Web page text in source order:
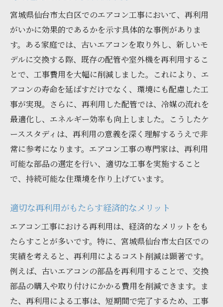
宮城県仙台市太白区でのエアコン工事において、再利用
がいかに効果的であるかを示す具体的な事例がありま
す。ある家庭では、古いエアコンを取り外し、新しいモ
デルに交換する際、既存の配管や室外機を再利用するこ
とで、工事費用を大幅に削減しました。これにより、エ
アコンの寿命を延ばすだけでなく、環境にも配慮した工
事が実現。さらに、再利用した配管では、冷媒の流れを
最適化し、エネルギー効率も向上しました。こうしたケ
ーススタディは、再利用の意義を深く理解するうえで非
常に参考になります。エアコン工事の専門家は、再利用
可能な部品の選定を行い、適切な工事を実施すること
で、持続可能な住環境を作り上げています。
適切な再利用がもたらす経済的なメリット
エアコン工事における再利用は、経済的なメリットをも
たらすことが多いです。特に、宮城県仙台市太白区での
実績を考えると、再利用によるコスト削減は顕著です。
例えば、古いエアコンの部品を再利用することで、交換
部品の購入や取り付けにかかる費用を削減できます。ま
た、再利用による工事は、短期間で完了するため、工事